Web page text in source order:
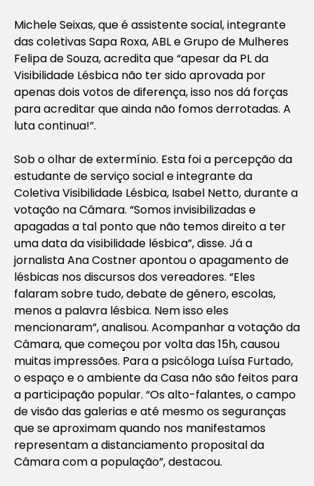
Michele Seixas, que é assistente social, integrante
das coletivas Sapa Roxa, ABL e Grupo de Mulheres
Felipa de Souza, acredita que “apesar da PL da
Visibilidade Lésbica não ter sido aprovada por
apenas dois votos de diferença, isso nos dá forças
para acreditar que ainda não fomos derrotadas. A
luta continua!”.
Sob o olhar de extermínio. Esta foi a percepção da
estudante de serviço social e integrante da
Coletiva Visibilidade Lésbica, Isabel Netto, durante a
votação na Câmara. “Somos invisibilizadas e
apagadas a tal ponto que não temos direito a ter
uma data da visibilidade lésbica”, disse. Já a
jornalista Ana Costner apontou o apagamento de
lésbicas nos discursos dos vereadores. “Eles
falaram sobre tudo, debate de gênero, escolas,
menos a palavra lésbica. Nem isso eles
mencionaram”, analisou. Acompanhar a votação da
Câmara, que começou por volta das 15h, causou
muitas impressões. Para a psicóloga Luísa Furtado,
o espaço e o ambiente da Casa não são feitos para
a participação popular. “Os alto-falantes, o campo
de visão das galerias e até mesmo os seguranças
que se aproximam quando nos manifestamos
representam a distanciamento proposital da
Câmara com a população”, destacou.